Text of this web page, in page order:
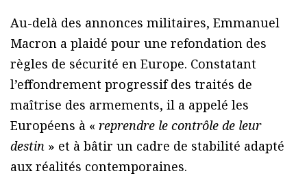
Au-delà des annonces militaires, Emmanuel
Macron a plaidé pour une refondation des
règles de sécurité en Europe. Constatant
l’effondrement progressif des traités de
maîtrise des armements, il a appelé les
Européens à « reprendre le contrôle de leur
destin » et à bâtir un cadre de stabilité adapté
aux réalités contemporaines.